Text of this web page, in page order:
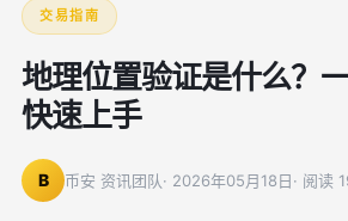
交易指南
地理位置验证是什么？
快速上手
B 币安 资讯团队· 2026年05月18日· 阅读